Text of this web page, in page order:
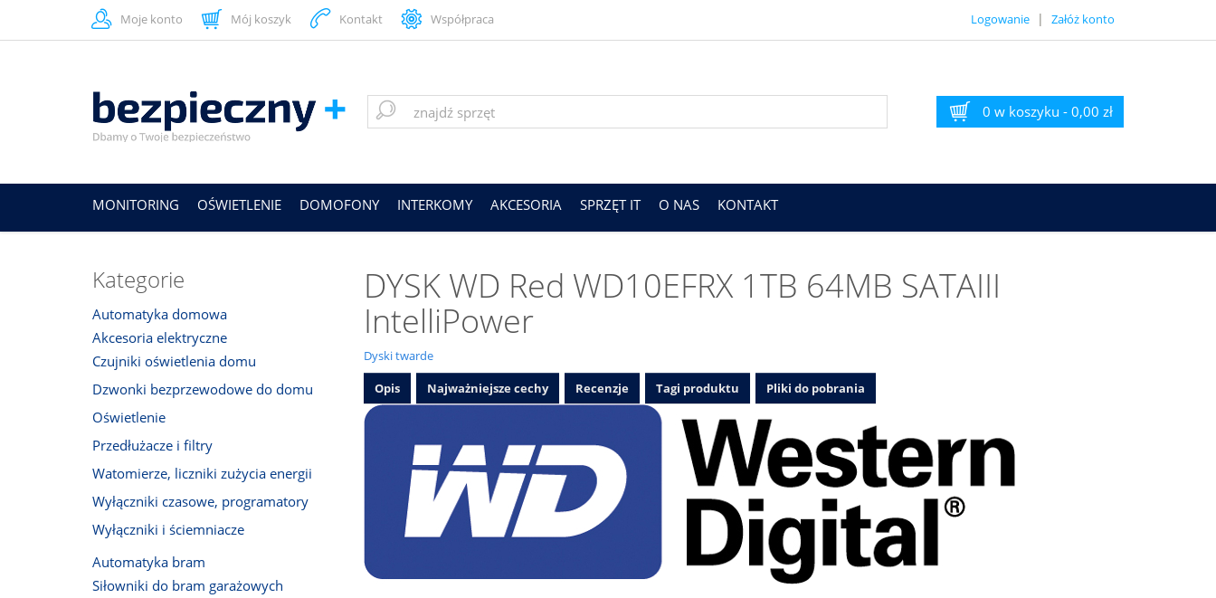
Moje konto Mój koszyk Kontakt Współpraca Logowanie | Załóż konto
0 w koszyku - 0,00 zł
MONITORING OŚWIETLENIE DOMOFONY INTERKOMY AKCESORIA SPRZĘT IT O NAS KONTAKT
DYSK WD Red WD10EFRX 1TB 64MB SATAIII
IntelliPower
Dyski twarde
Opis
Najważniejsze cechy Recenzje Tagi produktu Pliki do pobrania
Kategorie
Automatyka domowa
Akcesoria elektryczne
Czujniki oświetlenia domu
Dzwonki bezprzewodowe do domu
Oświetlenie
Przedłużacze i filtry
Watomierze, liczniki zużycia energii
Wyłączniki czasowe, programatory
Wyłączniki i ściemniacze
Automatyka bram
Siłowniki do bram garażowych